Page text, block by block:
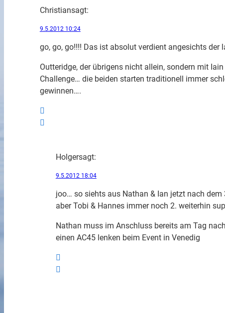
Christiansagt:
9.5.2012 10:24
go, go, go!!!! Das ist absolut verdient angesichts der
Outteridge, der übrigens nicht allein, sondern mit
Challenge… die beiden starten traditionell immer
gewinnen….
Holgersagt:
9.5.2012 18:04
joo… so siehts aus Nathan & Ian jetzt nach dem
aber Tobi & Hannes immer noch 2. weiterhin
Nathan muss im Anschluss bereits am Tag
einen AC45 lenken beim Event in Venedig